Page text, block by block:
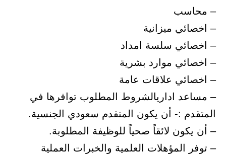
– محاسب
– اخصائي ميزانية
– اخصائي سلسة امداد
– اخصائي موارد بشرية
– اخصائي علاقات عامة
– مساعد اداريالشروط المطلوب توافرها في
المتقدم :- أن يكون المتقدم سعودي الجنسية.
– أن يكون لائقاً صحياً للوظيفة المطلوبة.
– توفر المؤهلات العلمية والخبرات العملية